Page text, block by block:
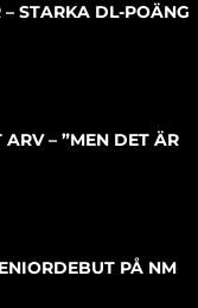
STARKA DL-POÄNG
– ”MEN DET ÄR
PÅ NM